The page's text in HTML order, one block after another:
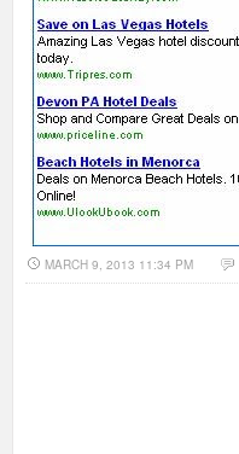
MARCH 9, 2013 11:34 PM